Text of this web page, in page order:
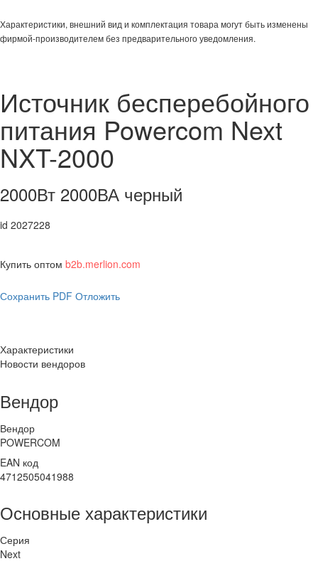
Характеристики, внешний вид и комплектация товара могут быть изменены
фирмой-производителем без предварительного уведомления.
Источник бесперебойного
питания Powercom Next
NXT-2000
2000Вт 2000ВА черный
id 2027228
Купить оптом b2b.merlion.com
Сохранить PDF Отложить
Характеристики
Новости вендоров
Вендор
Вендор
POWERCOM
EAN код
4712505041988
Основные характеристики
Серия
Next